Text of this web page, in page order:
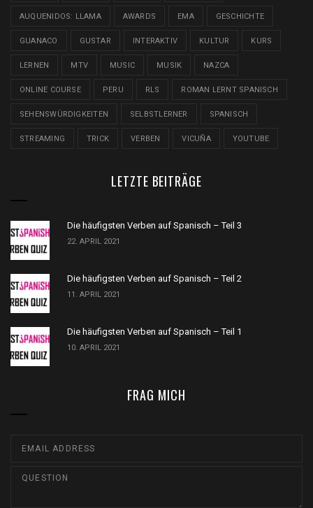
AUQUENIDOS: LLAMA AWARDS EMA GESCHICHTE
GUANACO GUSTAR INTERAKTIV KULTUR KURS
LERNEN MTV MUSIC MUSIK NAZCA
ONLINE COURSE PERU RLS ROMAN LERNT SPANISCH
SEHENSWÜRDIGKEITEN SELBSTLERNER SPANISCH
STREAMING TRICK VERBEN VICUÑA YOUTUBE
LETZTE BEITRÄGE
Die häufigsten Verben auf Spanisch – Teil 3
22. APRIL 2021
Die häufigsten Verben auf Spanisch – Teil 2
11. APRIL 2021
Die häufigsten Verben auf Spanisch – Teil 1
10. APRIL 2021
FRAG MICH